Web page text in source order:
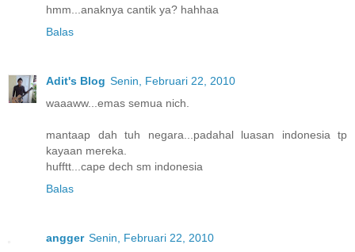
hmm...anaknya cantik ya? hahhaa
Balas
Adit's Blog Senin, Februari 22, 2010
waaaww...emas semua nich.
mantaap dah tuh negara...padahal luasan indonesia tp
kayaan mereka.
hufftt...cape dech sm indonesia
Balas
angger Senin, Februari 22, 2010